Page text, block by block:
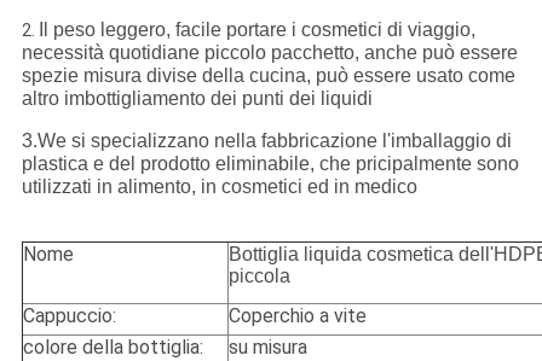
2.
Il peso leggero, facile portare i cosmetici di viaggio,
necessità quotidiane piccolo pacchetto, anche può essere
spezie misura divise della cucina, può essere usato come
altro imbottigliamento dei punti dei liquidi
3.We si specializzano nella fabbricazione l'imballaggio di
plastica e del prodotto eliminabile, che pricipalmente sono
utilizzati in alimento, in cosmetici ed in medico
Nome
Bottiglia liquida cosmetica
piccola
Cappuccio:
Coperchio a vite
colore della bottiglia:
su misura